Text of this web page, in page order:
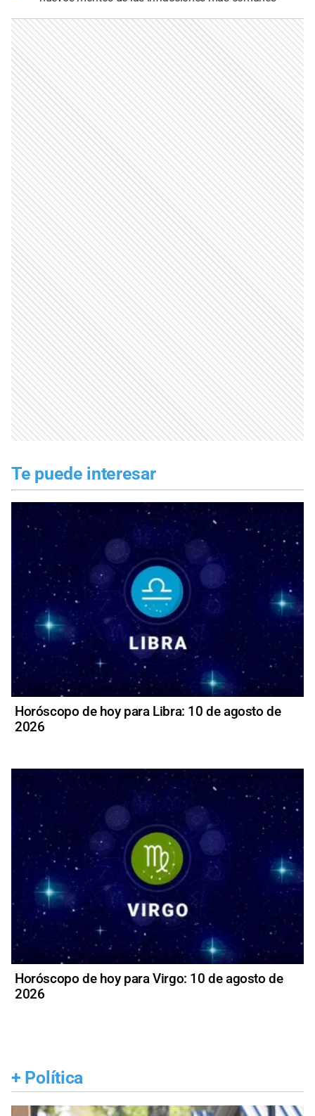
Te puede interesar
Horóscopo de hoy para Libra: 10 de agosto de
2026
Horóscopo de hoy para Virgo: 10 de agosto de
2026
+ Política